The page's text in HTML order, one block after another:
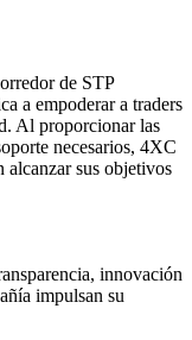
de STP
a empoderar a traders
Al proporcionar las
necesarios, 4XC
alcanzar sus objetivos
innovación
impulsan su